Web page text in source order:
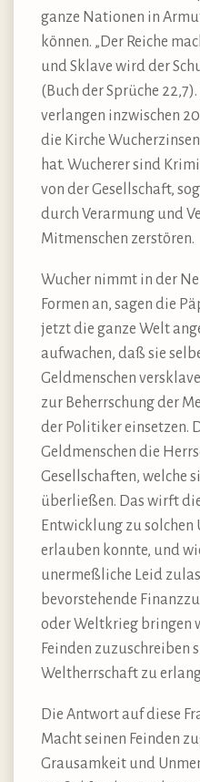
ganze Nationen in
können. „Der Reiche
und Sklave wird der
(Buch der Sprüche
verlangen inzwischen
die Kirche
hat. Wucherer sind
von der Gesellschaft,
durch Verarmung und
Mitmenschen zerstören.
Wucher nimmt in der
Formen an, sagen die
jetzt die ganze Welt
aufwachen, daß sie
Geldmenschen
zur Beherrschung der
der Politiker einsetzen.
Geldmenschen die
Gesellschaften, welche
überließen. Das wirft
Entwicklung zu
erlauben konnte, und
unermeßliche Leid
bevorstehende
oder Weltkrieg bringen
Feinden zuzuschreiben
Weltherrschaft zu
Die Antwort auf diese
Macht seinen Feinden
Grausamkeit und